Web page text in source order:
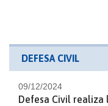
DEFESA CIVIL
09/12/2024
Defesa Civil